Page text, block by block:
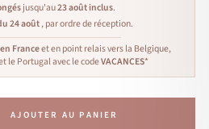
jusqu'au23 août inclus.
24 août, par ordre de réception.
Franceet en point relais vers la Belgique,
le Portugal avec le codeVACANCES*
AJOUTER AU PANIER